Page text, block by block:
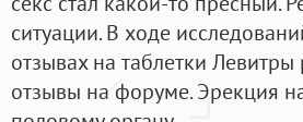
ситуации. В ходе
отзывах на таблетки
отзывы на форуме. Эрекция